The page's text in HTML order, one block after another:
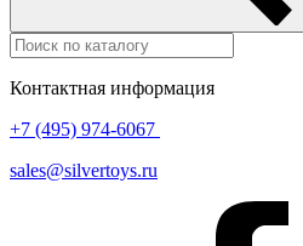
Контактная информация
+7 (495) 974-6067
sales@silvertoys.ru